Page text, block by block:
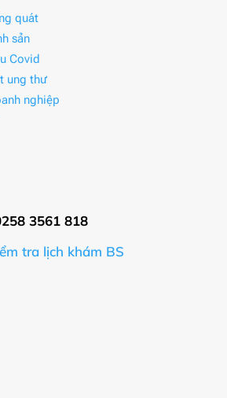
quát
sản
Covid
ung thư
nghiệp
3561 818
tra lịch khám BS